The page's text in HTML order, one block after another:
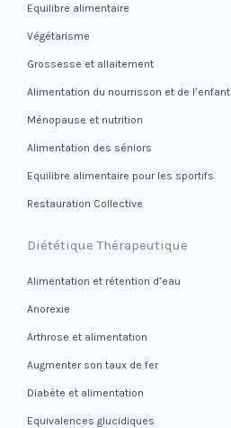
Equilibre alimentaire
Végétarisme
Grossesse et allaitement
Alimentation du nourrisson et de l’enfant
Ménopause et nutrition
Alimentation des séniors
Equilibre alimentaire pour les sportifs
Restauration Collective
Diététique Thérapeutique
Alimentation et rétention d’eau
Anorexie
Arthrose et alimentation
Augmenter son taux de fer
Diabète et alimentation
Equivalences glucidiques